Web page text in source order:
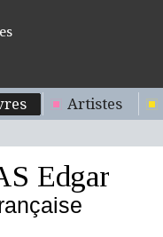
Artistes
Edgar